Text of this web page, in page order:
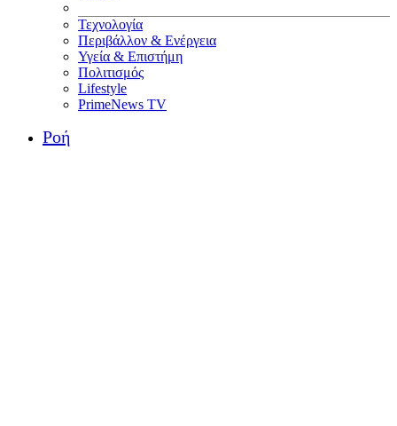
Τεχνολογία
Περιβάλλον & Ενέργεια
Υγεία & Επιστήμη
Πολιτισμός
Lifestyle
PrimeNews TV
Ροή